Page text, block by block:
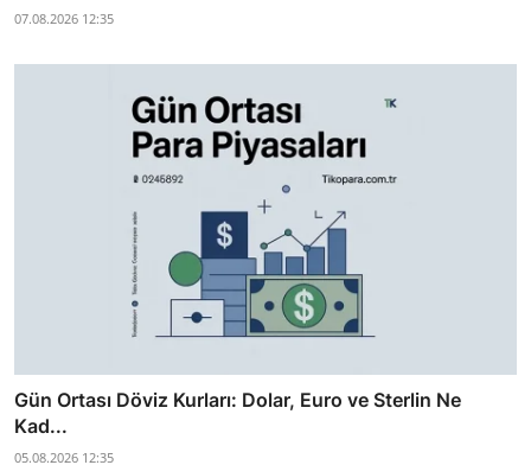
07.08.2026 12:35
Gün Ortası Döviz Kurları: Dolar, Euro ve Sterlin Ne
Kad...
05.08.2026 12:35